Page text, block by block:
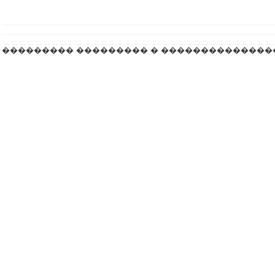
��������� ��������� �